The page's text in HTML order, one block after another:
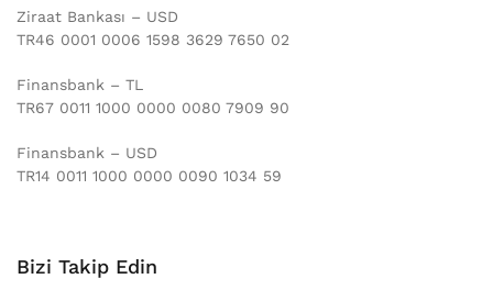
Ziraat Bankası – USD
TR46 0001 0006 1598 3629 7650 02
Finansbank – TL
TR67 0011 1000 0000 0080 7909 90
Finansbank – USD
TR14 0011 1000 0000 0090 1034 59
Bizi Takip Edin